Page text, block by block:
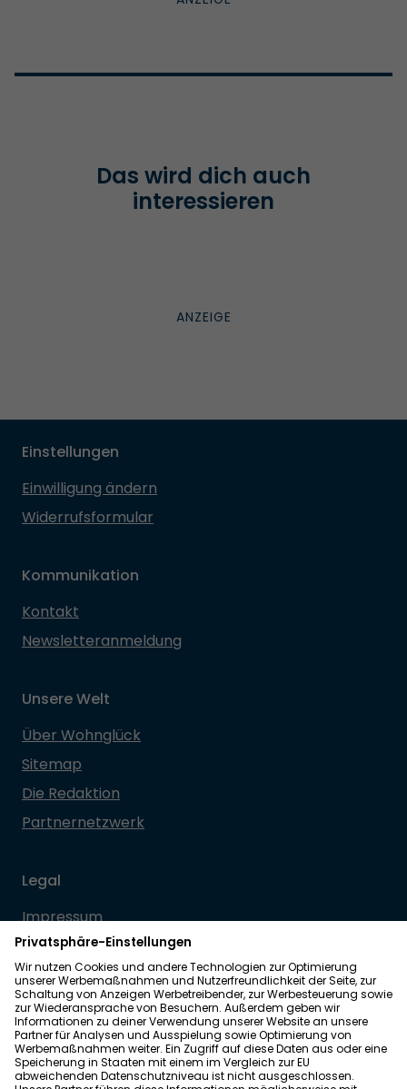
Das wird dich auch
interessieren
Einstellungen
Einwilligung ändern
Widerrufsformular
Kommunikation
Kontakt
Newsletteranmeldung
Unsere Welt
Über Wohnglück
Sitemap
Die Redaktion
Partnernetzwerk
Legal
Impressum
Datenschutz
Allgemeine Geschäftsbedingungen
Barrierefreiheit